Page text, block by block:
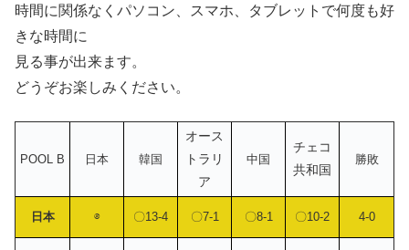
時間に関係なくパソコン、スマホ、タブレットで何度も好
きな時間に
見る事が出来ます。
どうぞお楽しみください。
POOL B 日本 韓国
オース
トラリ
ア
中国
チェコ
共和国
勝敗
日本 ⊗ 〇13-4 〇7-1 〇8-1 〇10-2 4-0